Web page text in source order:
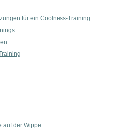
für ein Coolness-Training
auf der Wippe